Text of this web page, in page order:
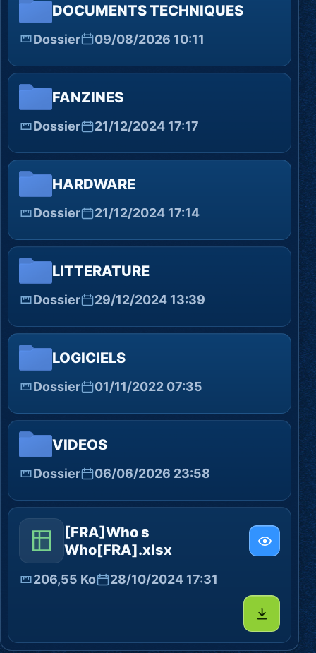
DOCUMENTS TECHNIQUES
Dossier 09/08/2026 10:11
FANZINES
Dossier 21/12/2024 17:17
HARDWARE
Dossier 21/12/2024 17:14
LITTERATURE
Dossier 29/12/2024 13:39
LOGICIELS
Dossier 01/11/2022 07:35
VIDEOS
Dossier 06/06/2026 23:58
[FRA]Who s
Who[FRA].xlsx
206,55 Ko 28/10/2024 17:31